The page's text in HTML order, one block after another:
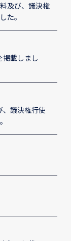
及び、議決権
た。
掲載しまし
、議決権行使